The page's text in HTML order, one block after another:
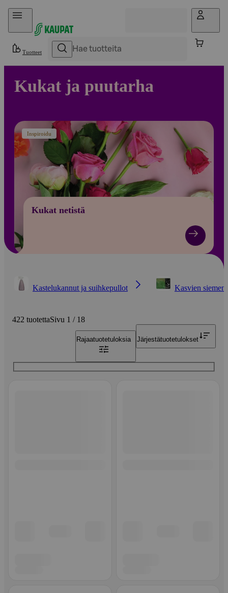
Hyppää sisältöön
Tuotteet
Kukat ja puutarha
Inspiroidu
Kukat netistä
Kastelukannut ja suihkepullot Kasvien
422 tuotettaSivu 1 / 18
Rajaatuotetuloksia Järjestätuotetulokset